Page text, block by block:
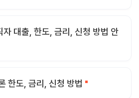
자 대출, 한도, 금리, 신청 방법 안
한도, 금리, 신청 방법